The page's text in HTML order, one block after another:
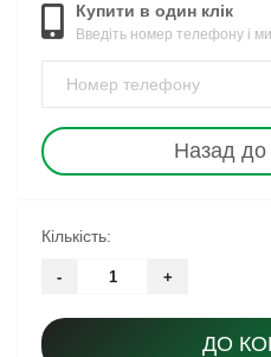
Купити в один клік
Введіть номер телефону і
Назад до
Кількість:
- +
ДО